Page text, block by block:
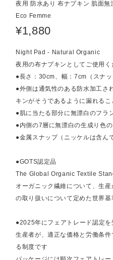
夜用 防水あり 布ナプキン 肌面
Eco Femme
¥1,880
Night Pad - Natural Organic
夜用の布ナプキンとしてご使用く
●長さ：30cm、幅：7cm（スナッ
●外側は通気性のある防水加工さ
キンがそうであるように漏れる
●肌に当たる部分に無漂白のフラ
●内側の7層に無漂白の生成り色
●金属スナップ（ニッケルは含ん
●GOTS認定品
The Global Organic Textile
オーガニック繊維について、生
の取り扱いについて定めた世界基
●2025年にフェアトレード認定を
生産者が、適正な価格と労働条
る制度です